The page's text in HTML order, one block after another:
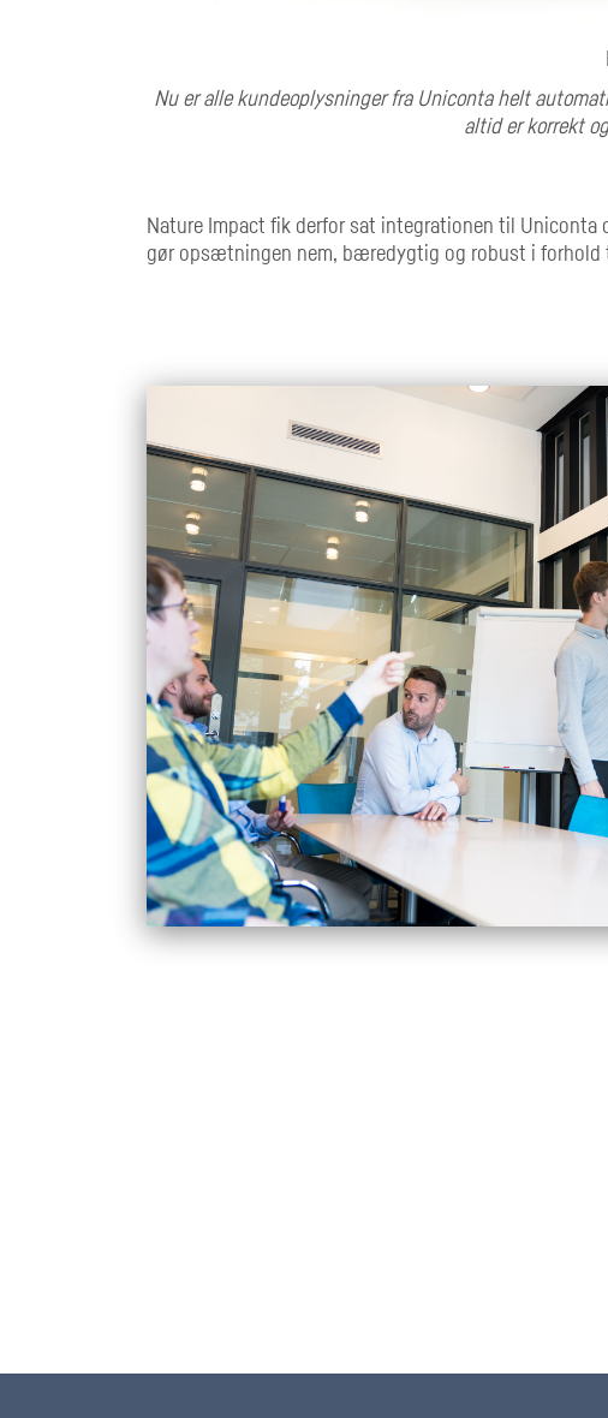
Nu er alle kundeoplysninger fra Uniconta helt
altid er korrekt
Nature Impact fik derfor sat integrationen til Uniconta
gør opsætningen nem, bæredygtig og robust i forhold